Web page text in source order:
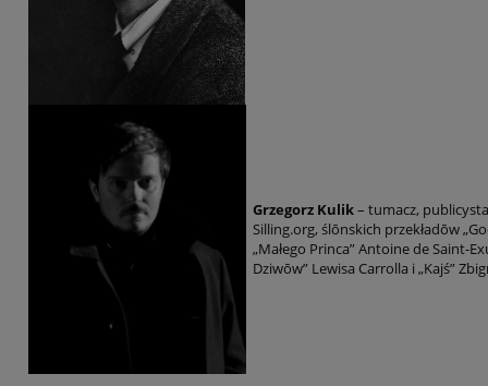
Grzegorz Kulik– tumacz,
Silling.org, ślōnskich przekładōw
„Małego Princa” Antoine de Saint-
Dziwōw” Lewisa Carrolla i „Kajś”